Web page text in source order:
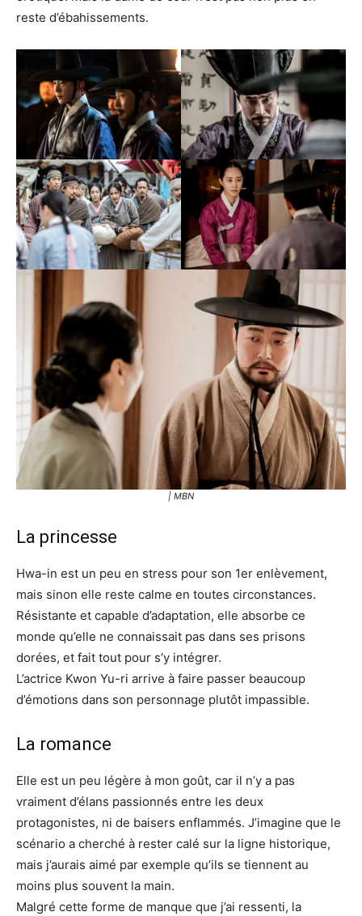
reste d’ébahissements.
| MBN
La princesse
Hwa-in est un peu en stress pour son 1er enlèvement,
mais sinon elle reste calme en toutes circonstances.
Résistante et capable d’adaptation, elle absorbe ce
monde qu’elle ne connaissait pas dans ses prisons
dorées, et fait tout pour s’y intégrer.
L’actrice Kwon Yu-ri arrive à faire passer beaucoup
d’émotions dans son personnage plutôt impassible.
La romance
Elle est un peu légère à mon goût, car il n’y a pas
vraiment d’élans passionnés entre les deux
protagonistes, ni de baisers enflammés. J’imagine que le
scénario a cherché à rester calé sur la ligne historique,
mais j’aurais aimé par exemple qu’ils se tiennent au
moins plus souvent la main.
Malgré cette forme de manque que j’ai ressenti, la